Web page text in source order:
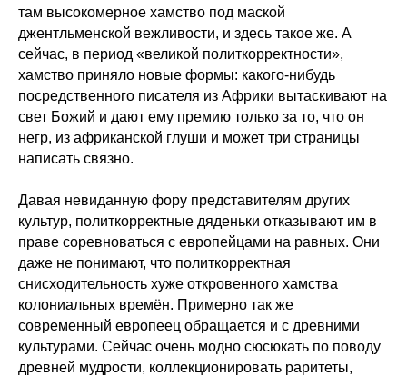
там высокомерное хамство под маской
джентльменской вежливости, и здесь такое же. А
сейчас, в период «великой политкорректности»,
хамство приняло новые формы: какого-нибудь
посредственного писателя из Африки вытаскивают на
свет Божий и дают ему премию только за то, что он
негр, из африканской глуши и может три страницы
написать связно.
Давая невиданную фору представителям других
культур, политкорректные дяденьки отказывают им в
праве соревноваться с европейцами на равных. Они
даже не понимают, что политкорректная
снисходительность хуже откровенного хамства
колониальных времён. Примерно так же
современный европеец обращается и с древними
культурами. Сейчас очень модно сюсюкать по поводу
древней мудрости, коллекционировать раритеты,